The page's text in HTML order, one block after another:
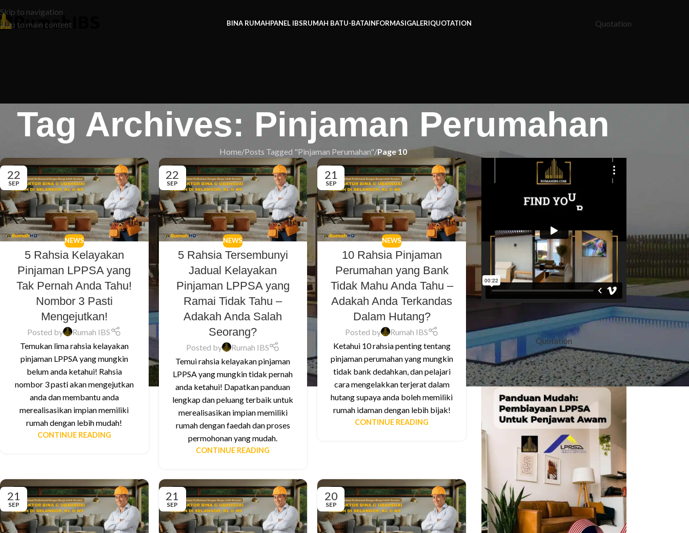
Skip to navigation
Skip to main content
BINA RUMAHPANEL IBSRUMAH BATU-BATAINFORMASIGALERIQUOTATION Quotation
Tag Archives: Pinjaman Perumahan
Home/Posts Tagged "Pinjaman Perumahan"/Page 10
22
SEP
NEWS
5 Rahsia Kelayakan
Pinjaman LPPSA yang
Tak Pernah Anda Tahu!
Nombor 3 Pasti
Mengejutkan!
Posted by
Rumah IBS
Temukan lima rahsia kelayakan
pinjaman LPPSA yang mungkin
belum anda ketahui! Rahsia
nombor 3 pasti akan mengejutkan
anda dan membantu anda
merealisasikan impian memiliki
rumah dengan lebih mudah!
CONTINUE READING
22
SEP
NEWS
5 Rahsia Tersembunyi
Jadual Kelayakan
Pinjaman LPPSA yang
Ramai Tidak Tahu –
Adakah Anda Salah
Seorang?
Posted by
Rumah IBS
Temui rahsia kelayakan pinjaman
LPPSA yang mungkin tidak pernah
anda ketahui! Dapatkan panduan
lengkap dan peluang terbaik untuk
merealisasikan impian memiliki
rumah dengan faedah dan proses
permohonan yang mudah.
CONTINUE READING
21
SEP
NEWS
10 Rahsia Pinjaman
Perumahan yang Bank
Tidak Mahu Anda Tahu –
Adakah Anda Terkandas
Dalam Hutang?
Posted by
Rumah IBS
Ketahui 10 rahsia penting tentang
pinjaman perumahan yang mungkin
tidak bank dedahkan, dan pelajari
cara mengelakkan terjerat dalam
hutang supaya anda boleh memiliki
rumah idaman dengan lebih bijak!
CONTINUE READING
21
SEP
21
SEP
20
SEP
Quotation